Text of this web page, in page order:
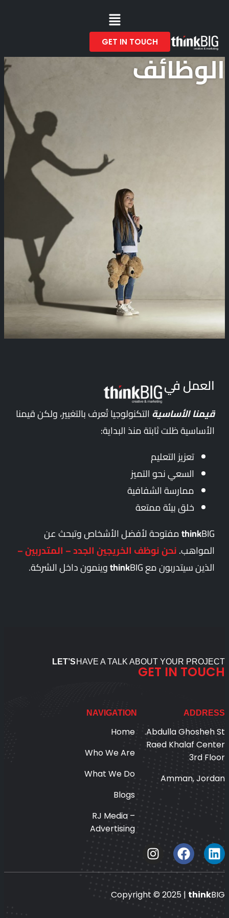
GET IN TOUCH
الوظائف
العمل في
قيمنا الأساسيةالتكنولوجيا تُعرف بالتغيير، ولكن قيمنا
الأساسية ظلت ثابتة منذ البداية:
تعزيز التعليم
السعي نحو التميز
ممارسة الشفافية
خلق بيئة ممتعة
thinkBIG مفتوحة لأفضل الأشخاص وتبحث عن
المواهب.نحن نوظف الخريجين الجدد – المتدربين –
الذين سيتدربون مع
thinkBIG وينمون داخل الشركة.
HAVE A TALK ABOUT YOUR PROJECT
LET’S
GET IN TOUCH
ADDRESS
NAVIGATION
Abdulla Ghosheh St.
Raed Khalaf Center
3rd Floor
Amman, Jordan
Home
Who We Are
What We Do
Blogs
RJ Media –
Advertising
Copyright © 2025 | thinkBIG